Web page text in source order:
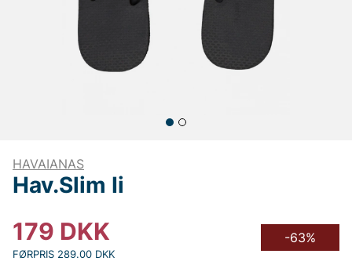
HAVAIANAS
Hav.Slim Ii
179 DKK
FØRPRIS 289.00 DKK
-63%